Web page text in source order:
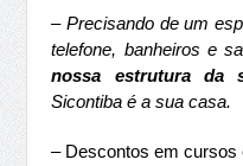
– Precisando de um
telefone, banheiros e
nossa estrutura da
Sicontiba é a sua casa.
– Descontos em cursos